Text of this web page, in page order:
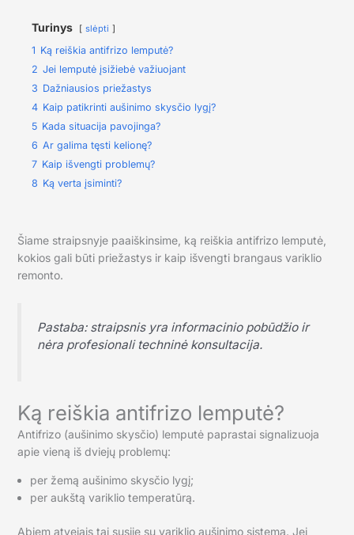
Turinys slėpti
1 Ką reiškia antifrizo lemputė?
2 Jei lemputė įsižiebė važiuojant
3 Dažniausios priežastys
4 Kaip patikrinti aušinimo skysčio lygį?
5 Kada situacija pavojinga?
6 Ar galima tęsti kelionę?
7 Kaip išvengti problemų?
8 Ką verta įsiminti?
Šiame straipsnyje paaiškinsime, ką reiškia antifrizo lemputė,
kokios gali būti priežastys ir kaip išvengti brangaus variklio
remonto.
Pastaba: straipsnis yra informacinio pobūdžio ir
nėra profesionali techninė konsultacija.
Ką reiškia antifrizo lemputė?
Antifrizo (aušinimo skysčio) lemputė paprastai signalizuoja
apie vieną iš dviejų problemų:
per žemą aušinimo skysčio lygį;
per aukštą variklio temperatūrą.
Abiem atvejais tai susiję su variklio aušinimo sistema. Jei